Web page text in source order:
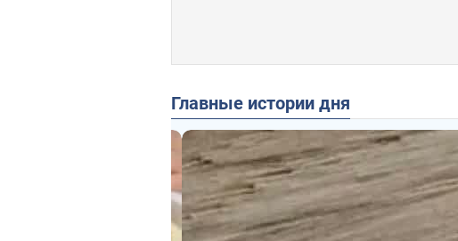
Главные истории дня